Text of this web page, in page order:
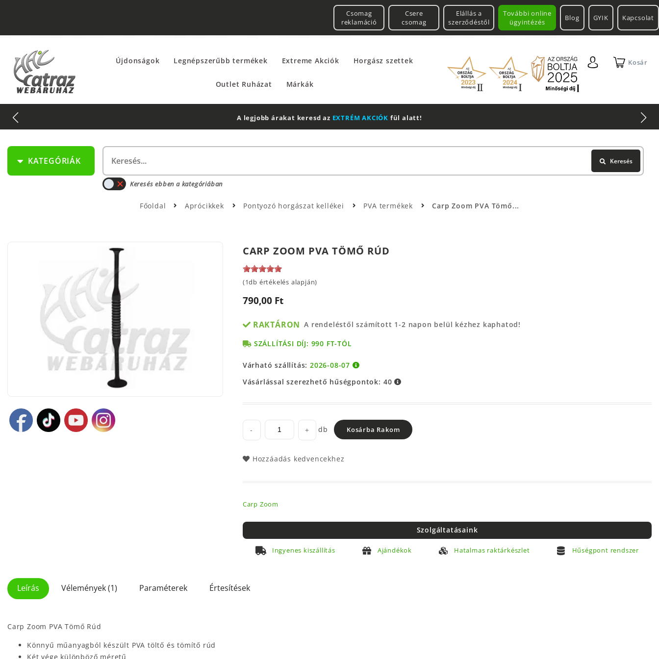
További online
ügyintézés
Csomag
reklamáció
Csere
csomag
Elállás a
szerződéstől
Blog GYIK Kapcsolat
Újdonságok Legnépszerűbb termékek Extreme Akciók Horgász szettek
Outlet Ruházat Márkák
Kosár
A legjobb árakat keresd az EXTRÉM AKCIÓK fül alatt!
KATEGÓRIÁK Keresés
Keresés ebben a kategóriában
Főoldal Aprócikkek Pontyozó horgászat kellékei PVA termékek Carp Zoom PVA Tömő...
CARP ZOOM PVA TÖMŐ RÚD
(1db értékelés alapján)
790,00 Ft
RAKTÁRON A rendeléstől számított 1-2 napon belül kézhez kaphatod!
SZÁLLÍTÁSI DÍJ: 990 FT-TÓL
Várható szállítás:2026-08-07
Vásárlással szerezhető hűségpontok: 40
- + db Kosárba Rakom
Hozzáadás kedvencekhez
Carp Zoom
Szolgáltatásaink
Ingyenes kiszállítás Ajándékok Hatalmas raktárkészlet Hűségpont rendszer
Leírás Vélemények (1) Paraméterek Értesítések
Carp Zoom PVA Tömő Rúd
Könnyű műanyagból készült PVA töltő és tömítő rúd
Két vége különböző méretű